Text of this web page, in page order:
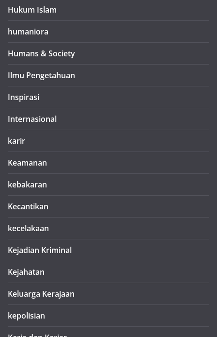
Hukum Islam
humaniora
Humans & Society
Ilmu Pengetahuan
Inspirasi
Internasional
karir
Keamanan
kebakaran
Kecantikan
kecelakaan
Kejadian Kriminal
Kejahatan
Keluarga Kerajaan
kepolisian